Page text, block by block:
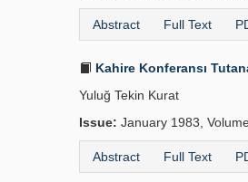
Abstract Full Text
Kahire Konferansı
Yuluğ Tekin Kurat
Issue: January 1983,
Abstract Full Text